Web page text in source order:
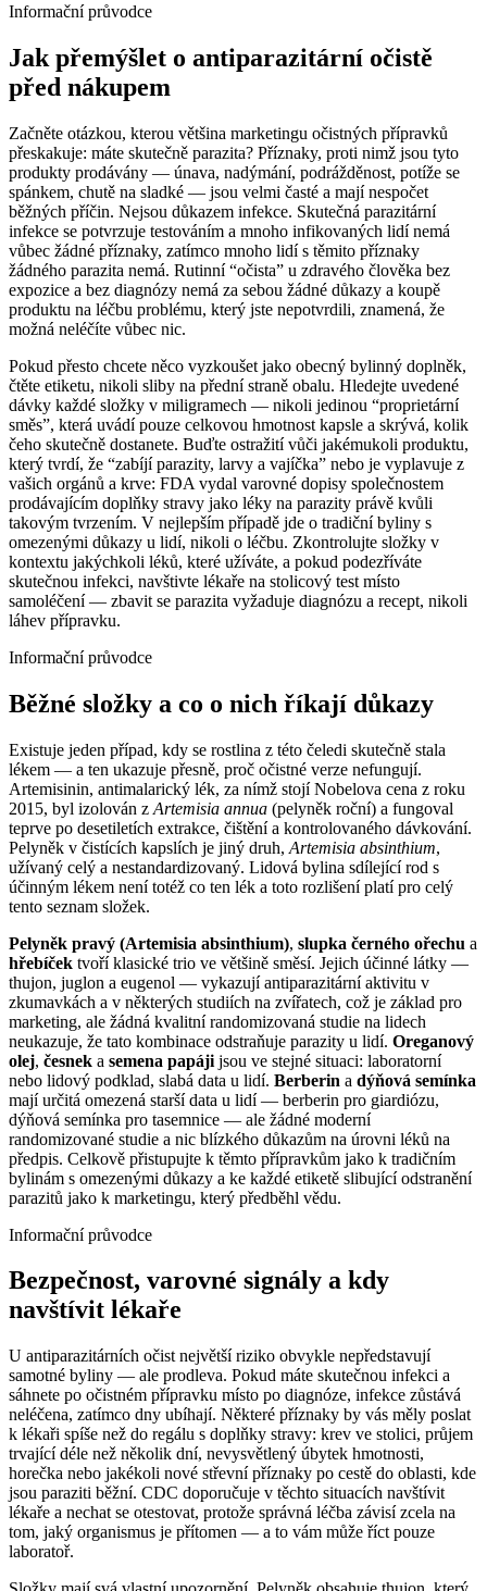
Informační průvodce
Jak přemýšlet o antiparazitární očistě
před nákupem
Začněte otázkou, kterou většina marketingu očistných přípravků
přeskakuje: máte skutečně parazita? Příznaky, proti nimž jsou tyto
produkty prodávány — únava, nadýmání, podrážděnost, potíže se
spánkem, chutě na sladké — jsou velmi časté a mají nespočet
běžných příčin. Nejsou důkazem infekce. Skutečná parazitární
infekce se potvrzuje testováním a mnoho infikovaných lidí nemá
vůbec žádné příznaky, zatímco mnoho lidí s těmito příznaky
žádného parazita nemá. Rutinní “očista” u zdravého člověka bez
expozice a bez diagnózy nemá za sebou žádné důkazy a koupě
produktu na léčbu problému, který jste nepotvrdili, znamená, že
možná neléčíte vůbec nic.
Pokud přesto chcete něco vyzkoušet jako obecný bylinný doplněk,
čtěte etiketu, nikoli sliby na přední straně obalu. Hledejte uvedené
dávky každé složky v miligramech — nikoli jedinou “proprietární
směs”, která uvádí pouze celkovou hmotnost kapsle a skrývá, kolik
čeho skutečně dostanete. Buďte ostražití vůči jakémukoli produktu,
který tvrdí, že “zabíjí parazity, larvy a vajíčka” nebo je vyplavuje z
vašich orgánů a krve: FDA vydal varovné dopisy společnostem
prodávajícím doplňky stravy jako léky na parazity právě kvůli
takovým tvrzením. V nejlepším případě jde o tradiční byliny s
omezenými důkazy u lidí, nikoli o léčbu. Zkontrolujte složky v
kontextu jakýchkoli léků, které užíváte, a pokud podezříváte
skutečnou infekci, navštivte lékaře na stolicový test místo
samoléčení — zbavit se parazita vyžaduje diagnózu a recept, nikoli
láhev přípravku.
Informační průvodce
Běžné složky a co o nich říkají důkazy
Existuje jeden případ, kdy se rostlina z této čeledi skutečně stala
lékem — a ten ukazuje přesně, proč očistné verze nefungují.
Artemisinin, antimalarický lék, za nímž stojí Nobelova cena z roku
2015, byl izolován z Artemisia annua (pelyněk roční) a fungoval
teprve po desetiletích extrakce, čištění a kontrolovaného dávkování.
Pelyněk v čistících kapslích je jiný druh, Artemisia absinthium,
užívaný celý a nestandardizovaný. Lidová bylina sdílející rod s
účinným lékem není totéž co ten lék a toto rozlišení platí pro celý
tento seznam složek.
Pelyněk pravý (Artemisia absinthium), slupka černého ořechu a
hřebíček tvoří klasické trio ve většině směsí. Jejich účinné látky —
thujon, juglon a eugenol — vykazují antiparazitární aktivitu v
zkumavkách a v některých studiích na zvířatech, což je základ pro
marketing, ale žádná kvalitní randomizovaná studie na lidech
neukazuje, že tato kombinace odstraňuje parazity u lidí. Oreganový
olej, česnek a semena papáji jsou ve stejné situaci: laboratorní
nebo lidový podklad, slabá data u lidí. Berberin a dýňová semínka
mají určitá omezená starší data u lidí — berberin pro giardiózu,
dýňová semínka pro tasemnice — ale žádné moderní
randomizované studie a nic blízkého důkazům na úrovni léků na
předpis. Celkově přistupujte k těmto přípravkům jako k tradičním
bylinám s omezenými důkazy a ke každé etiketě slibující odstranění
parazitů jako k marketingu, který předběhl vědu.
Informační průvodce
Bezpečnost, varovné signály a kdy
navštívit lékaře
U antiparazitárních očist největší riziko obvykle nepředstavují
samotné byliny — ale prodleva. Pokud máte skutečnou infekci a
sáhnete po očistném přípravku místo po diagnóze, infekce zůstává
neléčena, zatímco dny ubíhají. Některé příznaky by vás měly poslat
k lékaři spíše než do regálu s doplňky stravy: krev ve stolici, průjem
trvající déle než několik dní, nevysvětlený úbytek hmotnosti,
horečka nebo jakékoli nové střevní příznaky po cestě do oblasti, kde
jsou paraziti běžní. CDC doporučuje v těchto situacích navštívit
lékaře a nechat se otestovat, protože správná léčba závisí zcela na
tom, jaký organismus je přítomen — a to vám může říct pouze
laboratoř.